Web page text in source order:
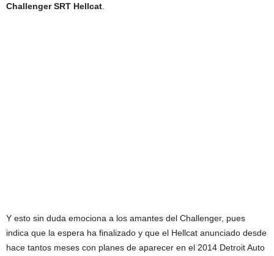
Challenger SRT Hellcat
Y esto sin duda emociona a los amantes del Challenger, pues
indica que la espera ha finalizado y que el Hellcat anunciado desde
hace tantos meses con planes de aparecer en el 2014 Detroit Auto